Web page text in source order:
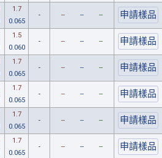
1.7
0.065
- -- -- --
1.5
0.060
- -- -- --
1.7
0.065
- -- -- --
1.7
0.065
- -- -- --
1.7
0.065
- -- -- --
1.7
0.065
- -- -- --